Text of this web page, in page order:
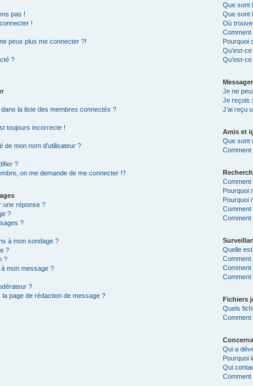
pas !
!
peux plus me connecter ?!
?
la liste des membres connectés ?
toujours incorrecte !
de mon nom d’utilisateur ?
?
on me demande de me connecter !?
une réponse ?
?
?
à mon sondage ?
?
?
mon message ?
?
page de rédaction de message ?
Que sont
Que sont
Où
Pourquoi
Qu’est-
Qu’est-
Je ne
Je reçois
J’ai reçu
Amis et
Que sont
Comment
Pourquoi
Pourquoi
Quelle
Fichiers
Quels
Qui a
Pourquoi
Qui